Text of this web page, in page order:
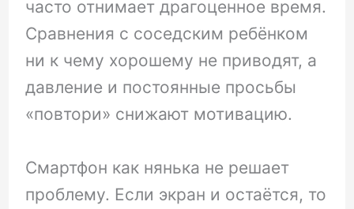
часто отнимает драгоценное время.
Сравнения с соседским ребёнком
ни к чему хорошему не приводят, а
давление и постоянные просьбы
«повтори» снижают мотивацию.
Смартфон как нянька не решает
проблему. Если экран и остаётся, то